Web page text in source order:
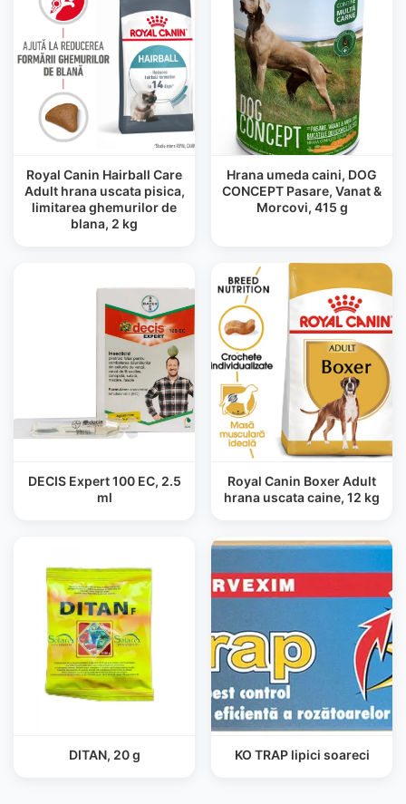
Royal Canin Hairball Care
Adult hrana uscata pisica,
limitarea ghemurilor de
blana, 2 kg
Hrana umeda caini, DOG
CONCEPT Pasare, Vanat &
Morcovi, 415 g
DECIS Expert 100 EC, 2.5
ml
Royal Canin Boxer Adult
hrana uscata caine, 12 kg
DITAN, 20 g KO TRAP lipici soareci